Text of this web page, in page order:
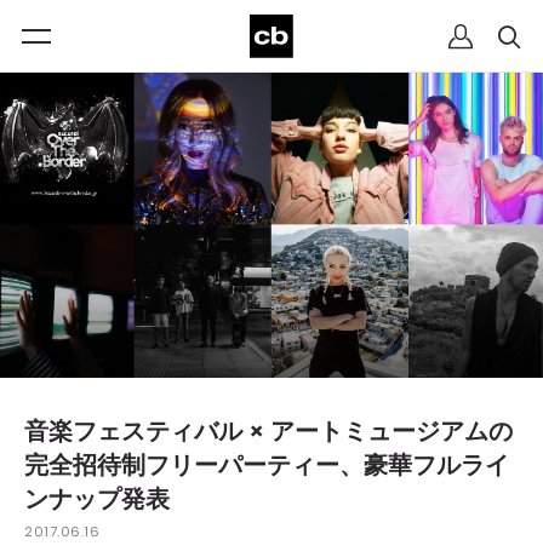
音楽フェスティバル × アートミュージアムの
完全招待制フリーパーティー、豪華フルライ
ンナップ発表
2017.06.16